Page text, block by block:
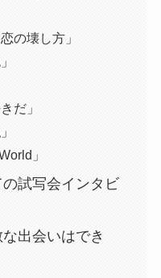
の壊し方」
だ」
」
試写会インタビ
出会いはでき